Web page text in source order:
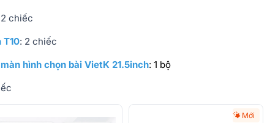
chiếc
T10: 2 chiếc
hình chọn bài VietK 21.5inch: 1 bộ
Mới